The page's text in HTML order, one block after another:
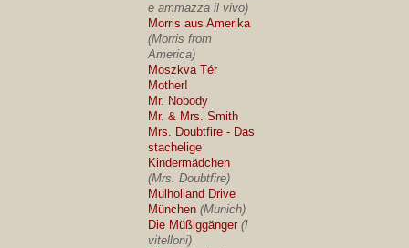
e ammazza il vivo)
Morris aus Amerika
(Morris from
America)
Moszkva Tér
Mother!
Mr. Nobody
Mr. & Mrs. Smith
Mrs. Doubtfire - Das
stachelige
Kindermädchen
(Mrs. Doubtfire)
Mulholland Drive
München (Munich)
Die Müßiggänger (I
vitelloni)